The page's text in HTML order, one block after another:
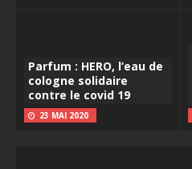
Parfum : HERO, l’eau de
cologne solidaire
contre le covid 19
23 MAI 2020